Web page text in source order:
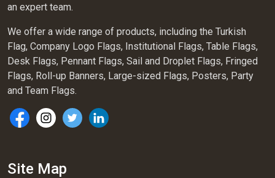
an expert team.
We offer a wide range of products, including the Turkish
Flag, Company Logo Flags, Institutional Flags, Table Flags,
Desk Flags, Pennant Flags, Sail and Droplet Flags, Fringed
Flags, Roll-up Banners, Large-sized Flags, Posters, Party
and Team Flags.
Site Map